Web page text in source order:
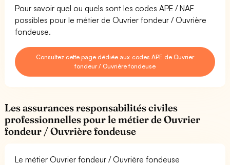
Pour savoir quel ou quels sont les codes APE / NAF
possibles pour le métier de Ouvrier fondeur / Ouvrière
fondeuse.
Consultez cette page dédiée aux codes APE de Ouvrier
fondeur / Ouvrière fondeuse
Les assurances responsabilités civiles
professionnelles pour le métier de Ouvrier
fondeur / Ouvrière fondeuse
Le métier Ouvrier fondeur / Ouvrière fondeuse